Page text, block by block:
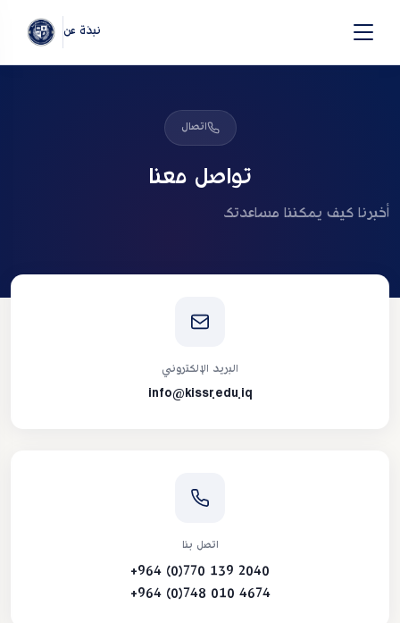
نبذة عن
اتصال
تواصل معنا
أخبرنا كيف يمكننا مساعدتك
البريد الإلكتروني
info@kissr.edu.iq
اتصل بنا
+964 (0)770 139 2040
+964 (0)748 010 4674